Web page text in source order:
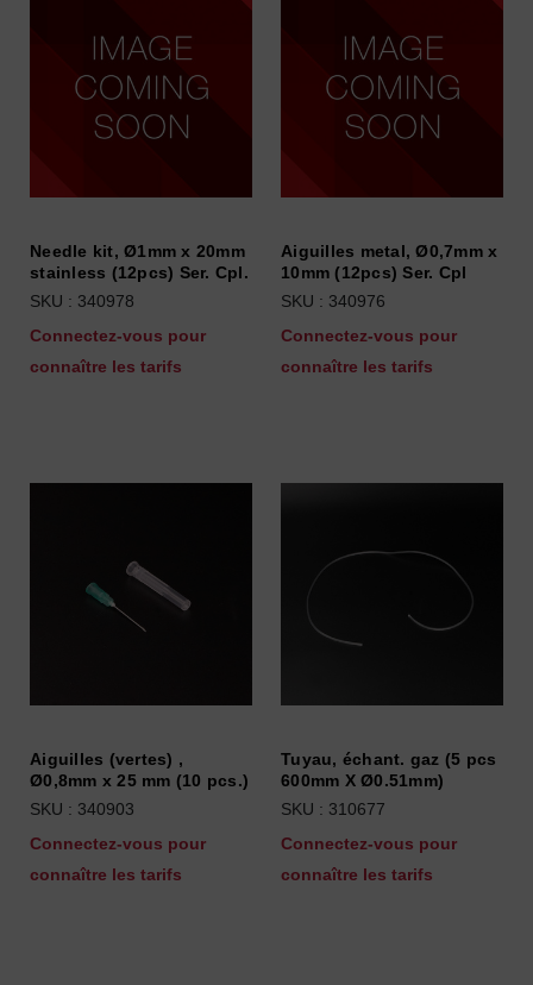
Needle kit, Ø1mm x 20mm
stainless (12pcs) Ser. Cpl.
SKU : 340978
Connectez-vous pour
connaître les tarifs
Aiguilles metal, Ø0,7mm x
10mm (12pcs) Ser. Cpl
SKU : 340976
Connectez-vous pour
connaître les tarifs
Aiguilles (vertes) ,
Ø0,8mm x 25 mm (10 pcs.)
SKU : 340903
Connectez-vous pour
connaître les tarifs
Tuyau, échant. gaz (5 pcs
600mm X Ø0.51mm)
SKU : 310677
Connectez-vous pour
connaître les tarifs